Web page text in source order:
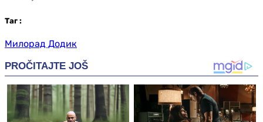
Таг :
Милорад Додик